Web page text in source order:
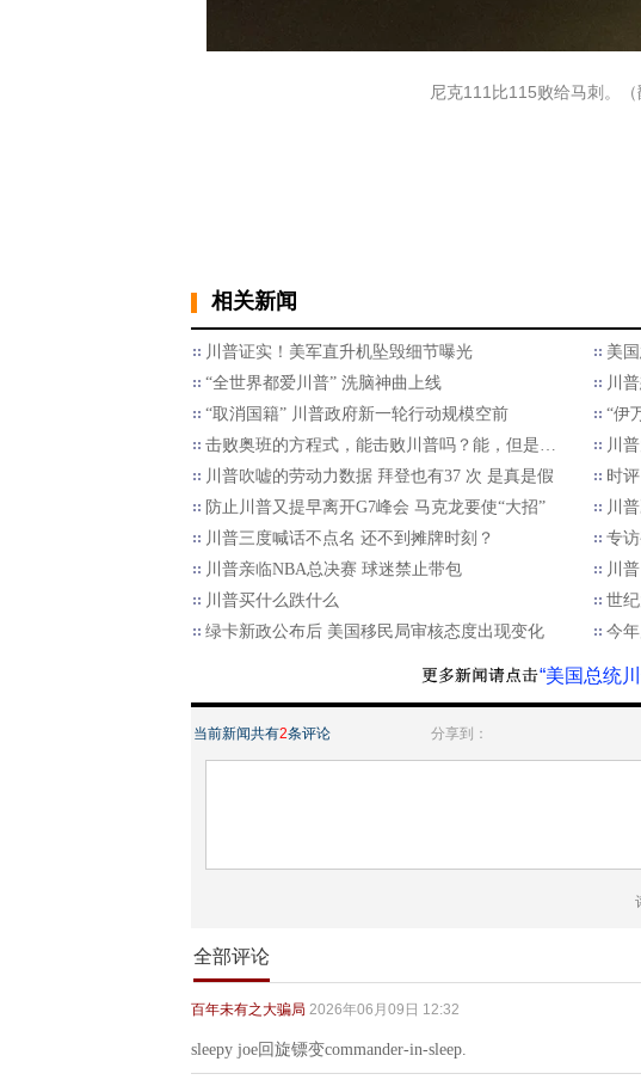
尼克111比115败给马刺。（
相关新闻
川普证实！美军直升机坠毁细节曝光
美
“全世界都爱川普” 洗脑神曲上线
川
“取消国籍” 川普政府新一轮行动规模空前
“伊
击败奥班的方程式，能击败川普吗？能，但是…
川
川普吹嘘的劳动力数据 拜登也有37 次 是真是假
时
防止川普又提早离开G7峰会 马克龙要使“大招”
川
川普三度喊话不点名 还不到摊牌时刻？
专
川普亲临NBA总决赛 球迷禁止带包
川
川普买什么跌什么
世
绿卡新政公布后 美国移民局审核态度出现变化
今
“美国总统
当前新闻共有2条评论 分享到：
全部评论
百年未有之大骗局 2026年06月09日 12:32
sleepy joe回旋镖变commander-in-sleep.